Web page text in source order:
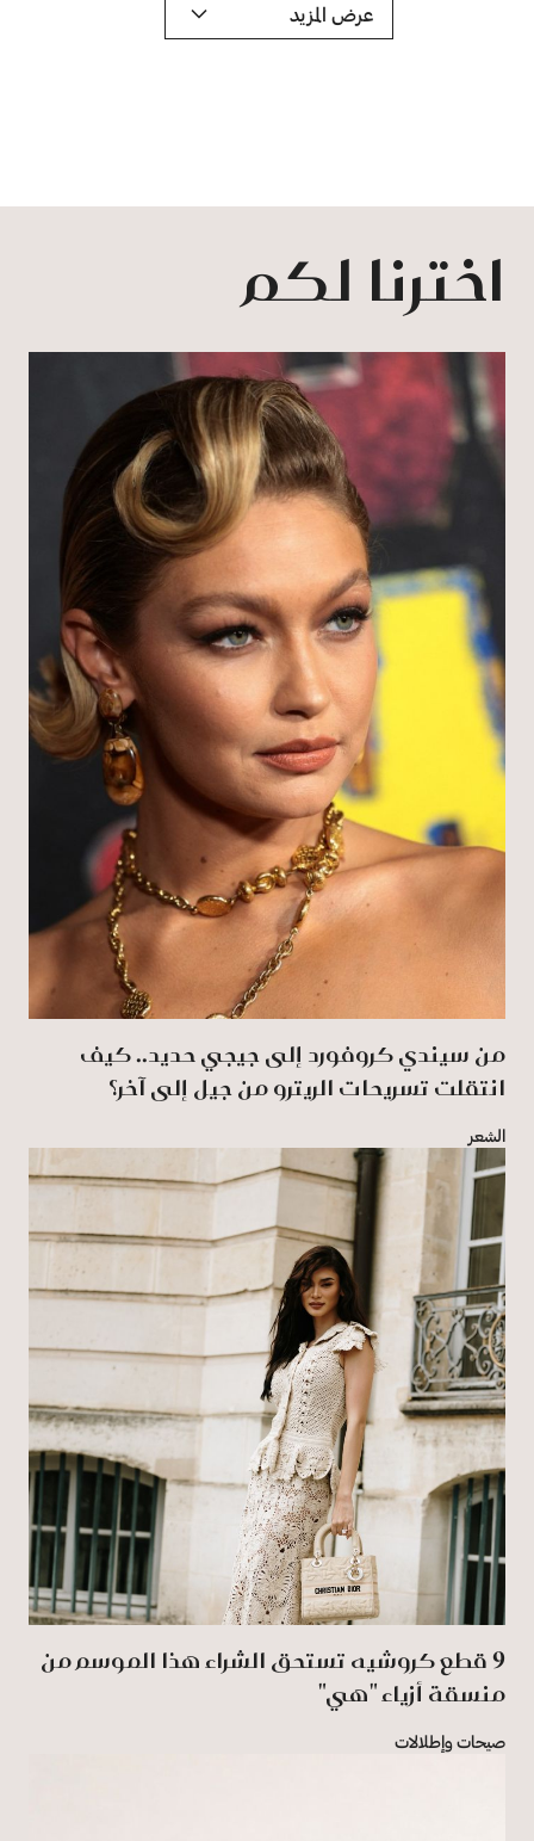
عرض المزيد
اخترنا لكم
من سيندي كروفورد إلى جيجي حديد.. كيف
انتقلت تسريحات الريترو من جيل إلى آخر؟
الشعر
9 قطع كروشيه تستحق الشراء هذا الموسم من
منسقة أزياء "هي"
صيحات وإطلالات